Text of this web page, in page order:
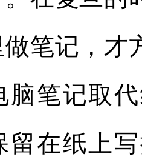
笔记，才
脑笔记取
留在纸上